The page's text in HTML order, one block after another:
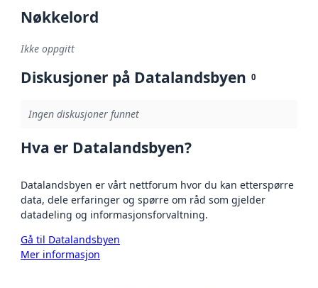
Nøkkelord
Ikke oppgitt
Diskusjoner på Datalandsbyen 0
Ingen diskusjoner funnet
Hva er Datalandsbyen?
Datalandsbyen er vårt nettforum hvor du kan etterspørre
data, dele erfaringer og spørre om råd som gjelder
datadeling og informasjonsforvaltning.
Gå til Datalandsbyen
Mer informasjon